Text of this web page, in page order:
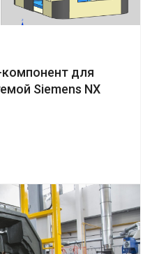
для
Siemens NX